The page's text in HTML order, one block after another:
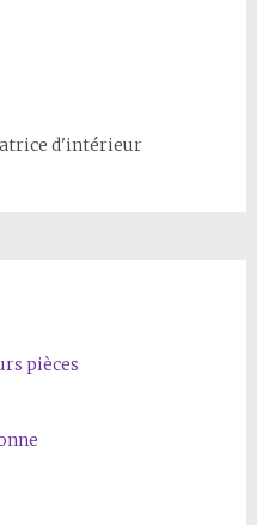
d'intérieur
pièces